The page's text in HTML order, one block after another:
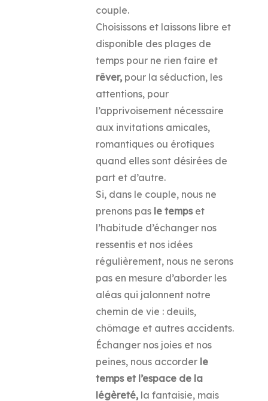
couple.
Choisissons et laissons libre et
disponible des plages de
temps pour ne rien faire et
rêver, pour la séduction, les
attentions, pour
l’apprivoisement nécessaire
aux invitations amicales,
romantiques ou érotiques
quand elles sont désirées de
part et d’autre.
Si, dans le couple, nous ne
prenons pas le tempset
l’habitude d’échanger nos
ressentis et nos idées
régulièrement, nous ne serons
pas en mesure d’aborder les
aléas qui jalonnent notre
chemin de vie : deuils,
chômage et autres accidents.
Échanger nos joies et nos
peines, nous accorder le
temps et l’espace de la
légèreté, la fantaisie, mais